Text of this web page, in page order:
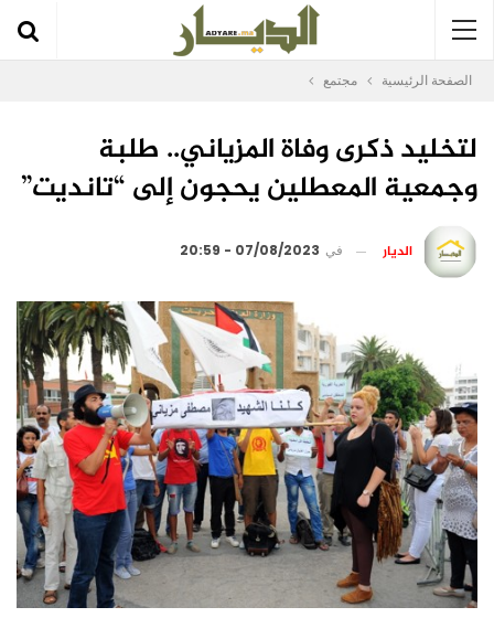
الصفحة الرئيسية مجتمع
لتخليد ذكرى وفاة المزياني.. طلبة
وجمعية المعطلين يحجون إلى “تانديت”
الديار في 07/08/2023 - 20:59